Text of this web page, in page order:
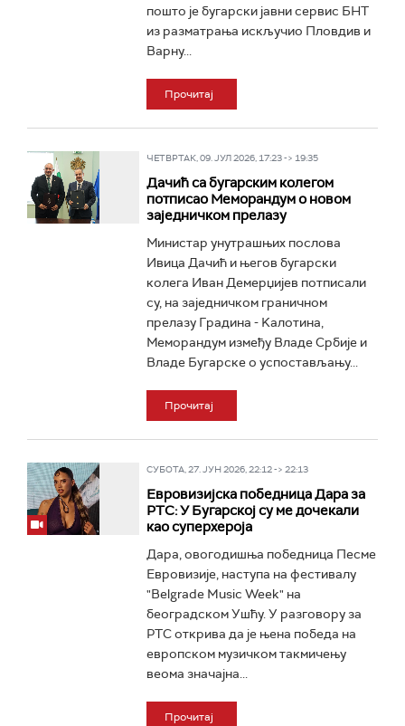
пошто је бугарски јавни сервис БНТ
из разматрања искључио Пловдив и
Варну...
Прочитај
ЧЕТВРТАК, 09. ЈУЛ 2026, 17:23 -> 19:35
Дачић са бугарским колегом
потписао Меморандум о новом
заједничком прелазу
Министар унутрашњих послова
Ивица Дачић и његов бугарски
колега Иван Демерџијев потписали
су, на заједничком граничном
прелазу Градина - Kалотина,
Меморандум између Владе Србије и
Владе Бугарске о успостављању...
Прочитај
СУБОТА, 27. ЈУН 2026, 22:12 -> 22:13
Евровизијска победница Дара за
РТС: У Бугарској су ме дочекали
као суперхероја
Дара, овогодишња победница Песме
Евровизије, наступа на фестивалу
"Belgrade Music Week" на
београдском Ушћу. У разговору за
РТС открива да је њена победа на
европском музичком такмичењу
веома значајна...
Прочитај